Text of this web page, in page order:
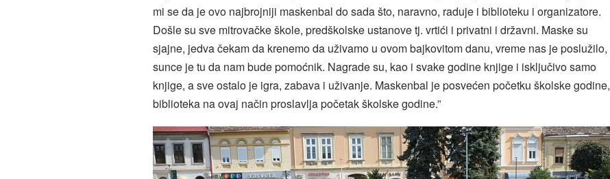
mi se da je ovo najbrojniji maskenbal do sada što, naravno, raduje i biblioteku i organizatore.
Došle su sve mitrovačke škole, predškolske ustanove tj. vrtići i privatni i državni. Maske su
sjajne, jedva čekam da krenemo da uživamo u ovom bajkovitom danu, vreme nas je poslužilo,
sunce je tu da nam bude pomoćnik. Nagrade su, kao i svake godine knjige i isključivo samo
knjige, a sve ostalo je igra, zabava i uživanje. Maskenbal je posvećen početku školske godine,
biblioteka na ovaj način proslavlja početak školske godine.”